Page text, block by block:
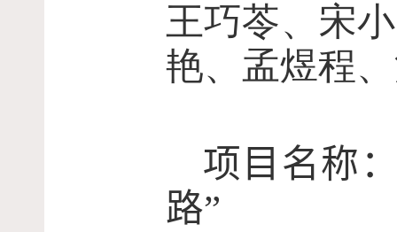
王巧苓、宋
艳、孟煜程
项目名称
路”